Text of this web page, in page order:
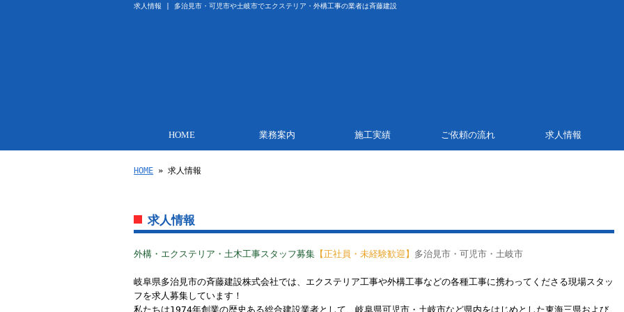
求人情報 | 多治見市・可児市や土岐市でエクステリア・外構工事の業者は斉藤建設
HOME 業務案内 施工実績 ご依頼の流れ 求人情報
HOME » 求人情報
求人情報
外構・エクステリア・土木工事スタッフ募集 【正社員・未経験歓迎】 多治見市・可児市・土岐市
岐阜県多治見市の斉藤建設株式会社では、エクステリア工事や外構工事などの各種工事に携わってくださる現場スタッ
フを求人募集しています！
私たちは1974年創業の歴史ある総合建設業者として、岐阜県可児市・土岐市など県内をはじめとした東海三県および